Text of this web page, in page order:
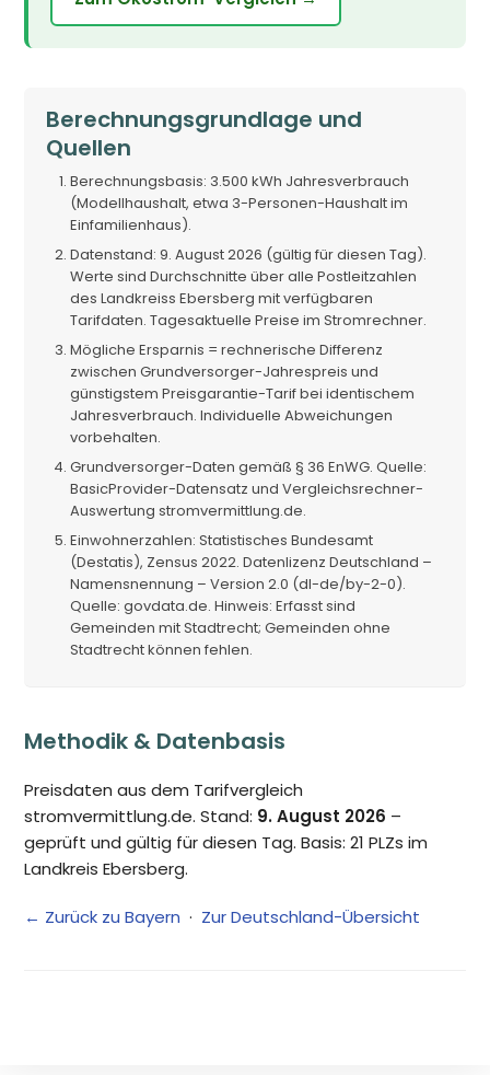
Berechnungsgrundlage und
Quellen
Berechnungsbasis: 3.500 kWh Jahresverbrauch
(Modellhaushalt, etwa 3-Personen-Haushalt im
Einfamilienhaus).
Datenstand: 9. August 2026 (gültig für diesen Tag).
Werte sind Durchschnitte über alle Postleitzahlen
des Landkreiss Ebersberg mit verfügbaren
Tarifdaten. Tagesaktuelle Preise im Stromrechner.
Mögliche Ersparnis = rechnerische Differenz
zwischen Grundversorger-Jahrespreis und
günstigstem Preisgarantie-Tarif bei identischem
Jahresverbrauch. Individuelle Abweichungen
vorbehalten.
Grundversorger-Daten gemäß § 36 EnWG. Quelle:
BasicProvider-Datensatz und Vergleichsrechner-
Auswertung stromvermittlung.de.
Einwohnerzahlen: Statistisches Bundesamt
(Destatis), Zensus 2022. Datenlizenz Deutschland –
Namensnennung – Version 2.0 (dl-de/by-2-0).
Quelle: govdata.de. Hinweis: Erfasst sind
Gemeinden mit Stadtrecht; Gemeinden ohne
Stadtrecht können fehlen.
Methodik & Datenbasis
Preisdaten aus dem Tarifvergleich
stromvermittlung.de. Stand: 9. August 2026 –
geprüft und gültig für diesen Tag. Basis: 21 PLZs im
Landkreis Ebersberg.
← Zurück zu Bayern · Zur Deutschland-Übersicht